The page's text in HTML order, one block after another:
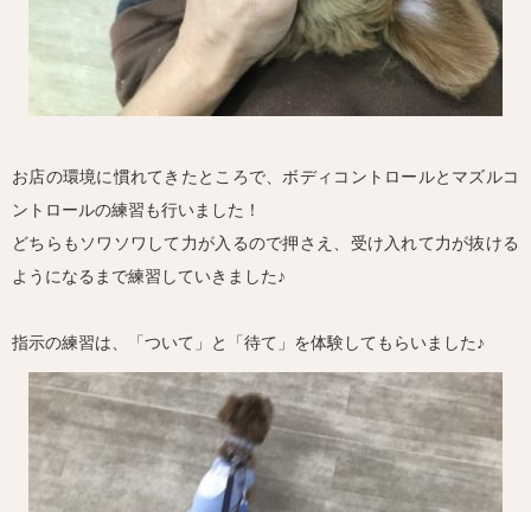
お店の環境に慣れてきたところで、ボディコントロールとマズルコ
ントロールの練習も行いました！
どちらもソワソワして力が入るので押さえ、受け入れて力が抜ける
ようになるまで練習していきました♪
指示の練習は、「ついて」と「待て」を体験してもらいました♪